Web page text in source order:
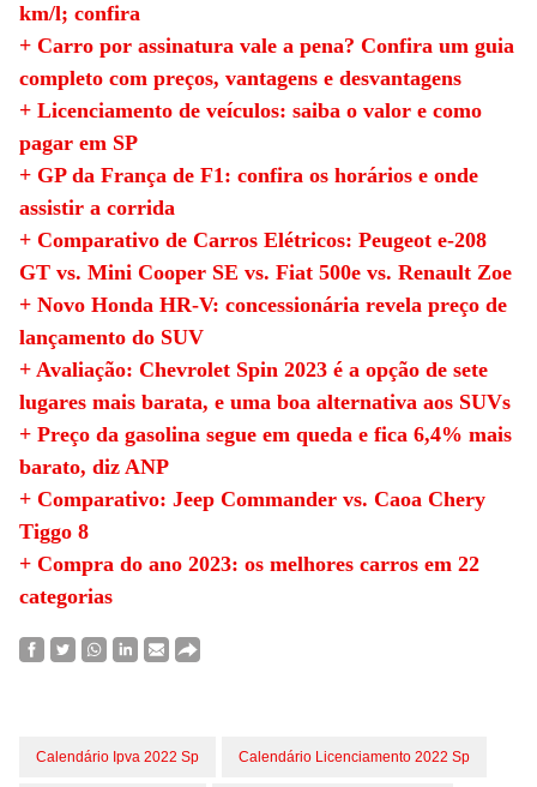
km/l; confira
+ Carro por assinatura vale a pena? Confira um guia
completo com preços, vantagens e desvantagens
+ Licenciamento de veículos: saiba o valor e como
pagar em SP
+ GP da França de F1: confira os horários e onde
assistir a corrida
+ Comparativo de Carros Elétricos: Peugeot e-208
GT vs. Mini Cooper SE vs. Fiat 500e vs. Renault Zoe
+ Novo Honda HR-V: concessionária revela preço de
lançamento do SUV
+ Avaliação: Chevrolet Spin 2023 é a opção de sete
lugares mais barata, e uma boa alternativa aos SUVs
+ Preço da gasolina segue em queda e fica 6,4% mais
barato, diz ANP
+ Comparativo: Jeep Commander vs. Caoa Chery
Tiggo 8
+ Compra do ano 2023: os melhores carros em 22
categorias
Calendário Ipva 2022 Sp Calendário Licenciamento 2022 Sp